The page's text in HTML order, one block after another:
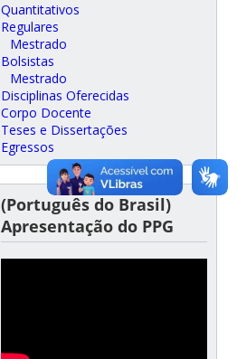
Quantitativos
Regulares
Mestrado
Bolsistas
Mestrado
Disciplinas Oferecidas
Corpo Docente
Teses e Dissertações
Egressos
(Português do Brasil)
Apresentação do PPG